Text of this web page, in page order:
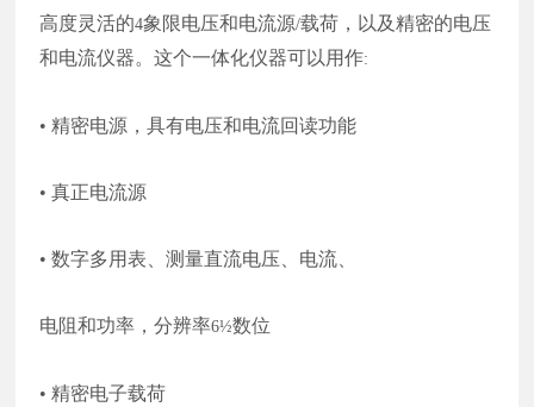
高度灵活的4象限电压和电流源/载荷，以及精密的电压
和电流仪器。这个一体化仪器可以用作:
• 精密电源，具有电压和电流回读功能
• 真正电流源
• 数字多用表、测量直流电压、电流、
电阻和功率，分辨率6½数位
• 精密电子载荷